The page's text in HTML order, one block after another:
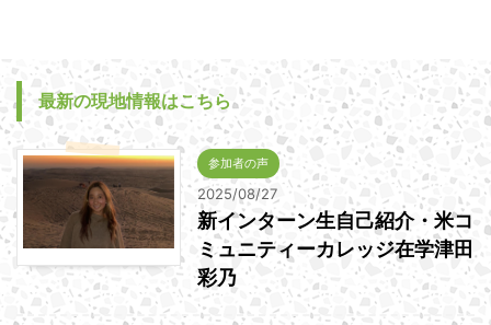
最新の現地情報はこちら
参加者の声
2025/08/27
新インターン生自己紹介・米コ
ミュニティーカレッジ在学津田
彩乃